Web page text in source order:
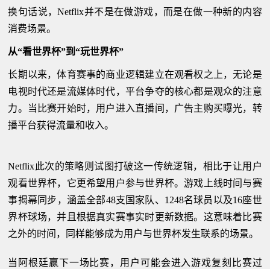
换句话说，Netflix并不是在做游戏，而是在做一种新的内容
消费场景。
从“看世界杯”到“玩世界杯”
长期以来，体育赛事的商业逻辑建立在观看权之上，无论是
电视时代还是流媒体时代，平台争夺的核心都是观众的注意
力。当比赛开始时，用户进入直播间，广告主购买曝光，转
播平台获得流量和收入。
Netflix此次的策略则试图打破这一传统逻辑，相比于让用户
观看世界杯，它更希望用户参与世界杯。游戏上线时间与赛
事揭幕同步，涵盖全部48支国家队、1248名球员以及16座世
界杯球场，并且根据真实赛事实时更新数据。这意味着比赛
之外的时间，同样能够成为用户与世界杯发生联系的场景。
当阿根廷赢下一场比赛，用户可能会进入游戏复刻比赛过